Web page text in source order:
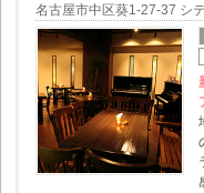
名古屋市中区葵1-27-37 シ